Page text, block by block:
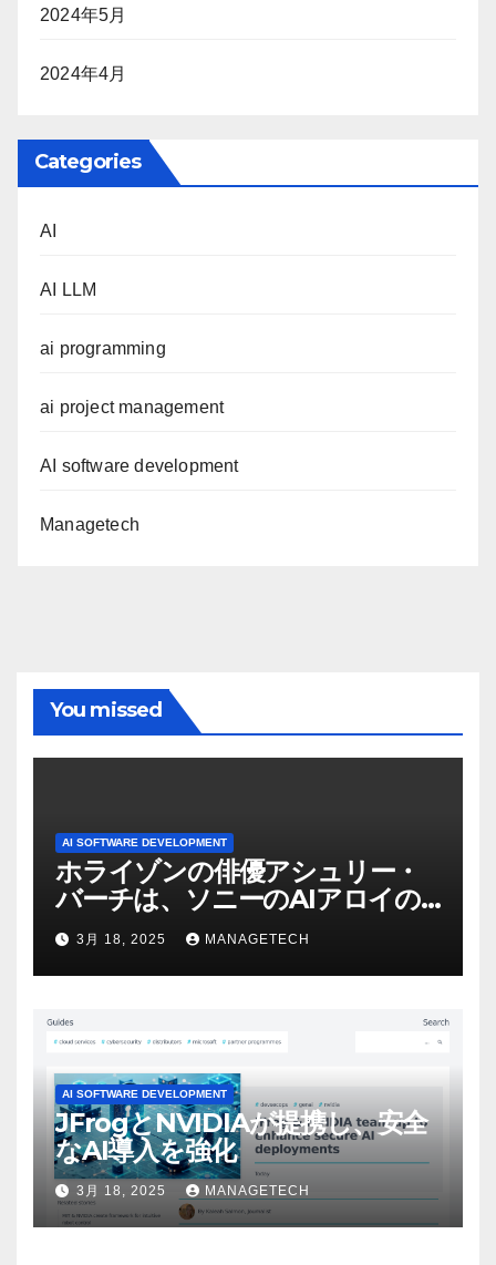
2024年5月
2024年4月
Categories
AI
AI LLM
ai programming
ai project management
AI software development
Managetech
You missed
AI SOFTWARE DEVELOPMENT
ホライゾンの俳優アシュリー・
バーチは、ソニーのAIアロイの
ビデオを見て「ゲームパフォー
マンスという芸術形式に不安を
感じた」と語る – IGN
3月 18, 2025 MANAGETECH
AI SOFTWARE DEVELOPMENT
JFrogとNVIDIAが提携し、安全
なAI導入を強化
3月 18, 2025 MANAGETECH